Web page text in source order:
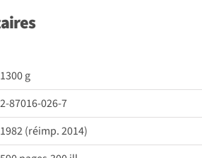
1300 g
2-87016-026-7
1982 (réimp. 2014)